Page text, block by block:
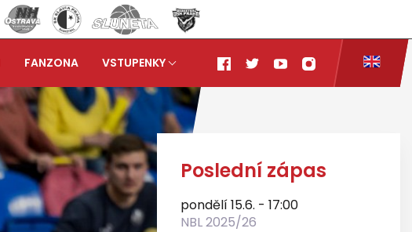
FANZONA VSTUPENKY
Poslední zápas
pondělí 15.6. - 17:00
NBL 2025/26